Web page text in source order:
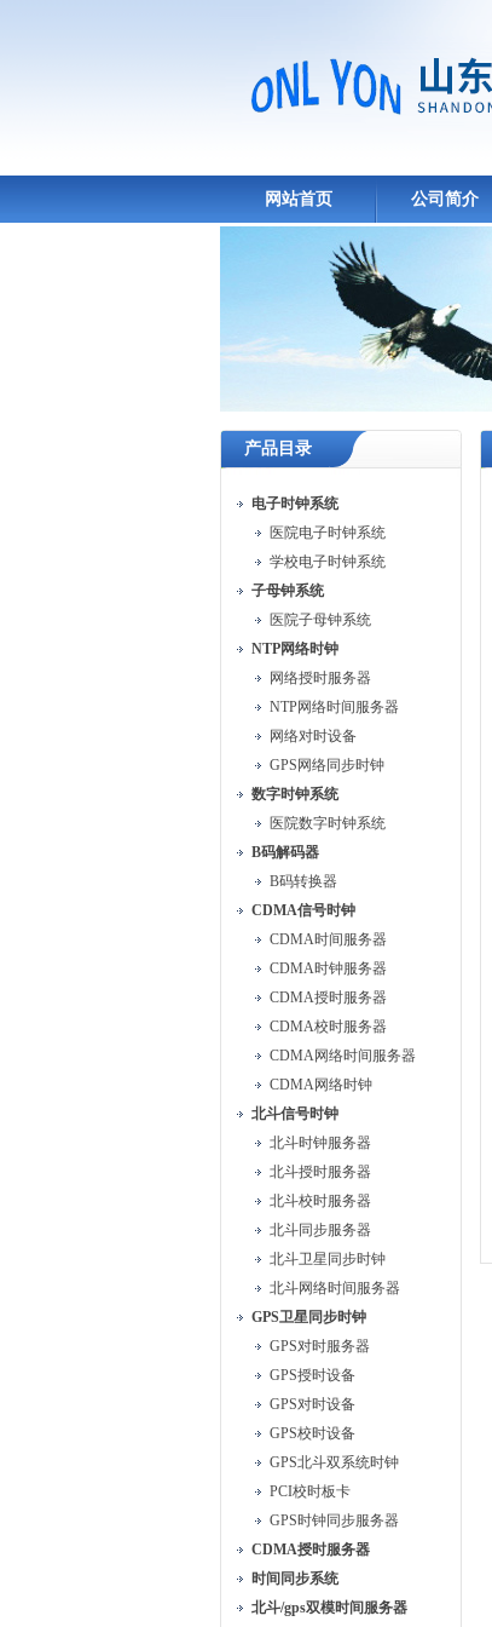
网站首页 公司简介
产品目录
电子时钟系统
医院电子时钟系统
学校电子时钟系统
子母钟系统
医院子母钟系统
NTP网络时钟
网络授时服务器
NTP网络时间服务器
网络对时设备
GPS网络同步时钟
数字时钟系统
医院数字时钟系统
B码解码器
B码转换器
CDMA信号时钟
CDMA时间服务器
CDMA时钟服务器
CDMA授时服务器
CDMA校时服务器
CDMA网络时间服务器
CDMA网络时钟
北斗信号时钟
北斗时钟服务器
北斗授时服务器
北斗校时服务器
北斗同步服务器
北斗卫星同步时钟
北斗网络时间服务器
GPS卫星同步时钟
GPS对时服务器
GPS授时设备
GPS对时设备
GPS校时设备
GPS北斗双系统时钟
PCI校时板卡
GPS时钟同步服务器
CDMA授时服务器
时间同步系统
北斗/gps双模时间服务器